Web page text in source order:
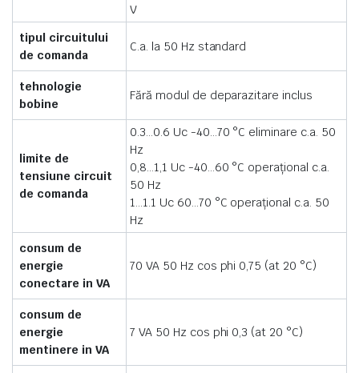
V
tipul circuitului
de comanda
C.a. la 50 Hz standard
tehnologie
bobine
Fără modul de deparazitare inclus
limite de
tensiune circuit
de comanda
0.3…0.6 Uc -40…70 °C eliminare c.a. 50
Hz
0,8…1,1 Uc -40…60 °C operaţional c.a.
50 Hz
1…1.1 Uc 60…70 °C operaţional c.a. 50
Hz
consum de
energie
conectare in VA
70 VA 50 Hz cos phi 0,75 (at 20 °C)
consum de
energie
mentinere in VA
7 VA 50 Hz cos phi 0,3 (at 20 °C)